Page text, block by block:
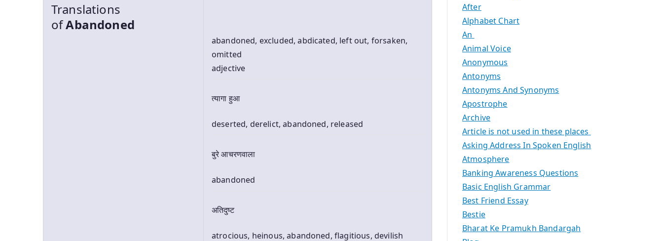
Translations
ofAbandoned
abandoned, excluded, abdicated, left out, forsaken,
omitted
adjective
त्यागा हुआ
deserted, derelict, abandoned, released
बुरे आचरणवाला
abandoned
अतिदुष्ट
atrocious, heinous, abandoned, flagitious, devilish
After
Alphabet Chart
An
Animal Voice
Anonymous
Antonyms
Antonyms And Synonyms
Apostrophe
Archive
Article is not used in these places
Asking Address In Spoken English
Atmosphere
Banking Awareness Questions
Basic English Grammar
Best Friend Essay
Bestie
Bharat Ke Pramukh Bandargah